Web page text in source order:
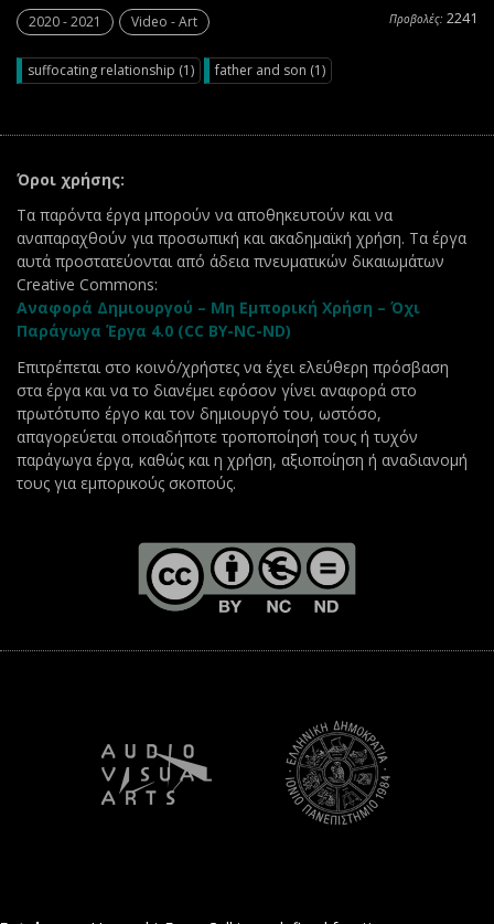
Προβολές: 2241
2020 - 2021 Video - Art
suffocating relationship (1) father and son (1)
Όροι χρήσης:
Τα παρόντα έργα μπορούν να αποθηκευτούν και να
αναπαραχθούν για προσωπική και ακαδημαϊκή χρήση. Τα έργα
αυτά προστατεύονται από άδεια πνευματικών δικαιωμάτων
Creative Commons:
Αναφορά Δημιουργού – Μη Εμπορική Χρήση – Όχι
Παράγωγα Έργα 4.0 (CC BY-NC-ND)
Επιτρέπεται στο κοινό/χρήστες να έχει ελεύθερη πρόσβαση
στα έργα και να το διανέμει εφόσον γίνει αναφορά στο
πρωτότυπο έργο και τον δημιουργό του, ωστόσο,
απαγορεύεται οποιαδήποτε τροποποίησή τους ή τυχόν
παράγωγα έργα, καθώς και η χρήση, αξιοποίηση ή αναδιανομή
τους για εμπορικούς σκοπούς.